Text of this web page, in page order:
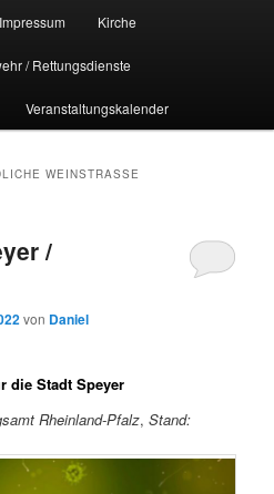
Impressum Kirche
/ Rettungsdienste
Veranstaltungskalender
WEINSTRASSE
/
von Daniel
die Stadt Speyer
Rheinland-Pfalz, Stand: